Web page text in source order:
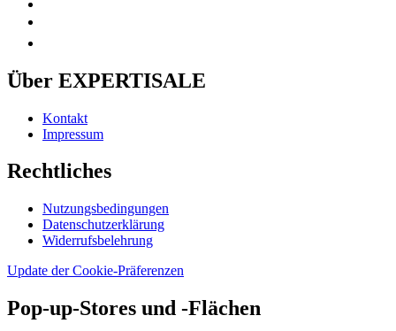
Über EXPERTISALE
Kontakt
Impressum
Rechtliches
Nutzungsbedingungen
Datenschutzerklärung
Widerrufsbelehrung
Update der Cookie-Präferenzen
Pop-up-Stores und -Flächen